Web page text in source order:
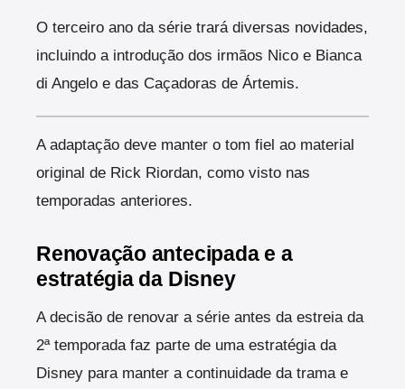
O terceiro ano da série trará diversas novidades,
incluindo a introdução dos irmãos Nico e Bianca
di Angelo e das Caçadoras de Ártemis.
A adaptação deve manter o tom fiel ao material
original de Rick Riordan, como visto nas
temporadas anteriores.
Renovação antecipada e a
estratégia da Disney
A decisão de renovar a série antes da estreia da
2ª temporada faz parte de uma estratégia da
Disney para manter a continuidade da trama e